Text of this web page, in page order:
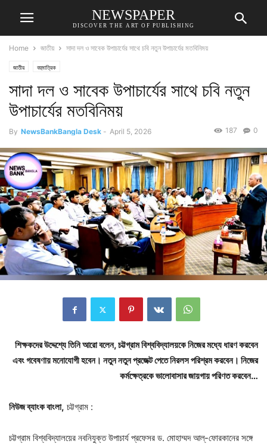
NEWSPAPER
DISCOVER THE ART OF PUBLISHING
Home জাতীয় সাদা দল ও সাবেক উপাচার্যের সাথে চবি নতুন উপাচার্যের মতবিনিময়
জাতীয় বহুমাত্রিক
সাদা দল ও সাবেক উপাচার্যের সাথে চবি নতুন
উপাচার্যের মতবিনিময়
By NewsBankBangla Desk - April 5, 2026 0
187
শিক্ষকদের উদ্দেশ্যে তিনি আরো বলেন, চট্টগ্রাম বিশ্ববিদ্যালয়কে নিজের মধ্যে ধারণ করবেন
এবং গবেষণায় মনোযোগী হবেন। নতুন নতুন প্রজেক্ট পেতে নিরলস পরিশ্রম করবেন। নিজের
কর্মক্ষেত্রকে ভালোবাসার জায়গায় পরিণত করবেন…
নিউজ ব্যাংক বাংলা, চট্টগ্রাম :
চট্টগ্রাম বিশ্ববিদ্যালয়ের নবনিযুক্ত উপাচার্য প্রফেসর ড. মোহাম্মদ আল্-ফোরকানের সঙ্গে